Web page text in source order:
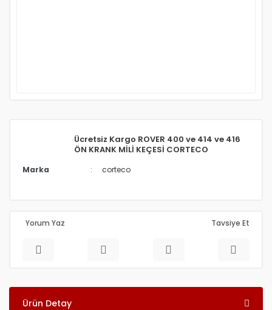
Ücretsiz Kargo ROVER 400 ve 414 ve 416
ÖN KRANK MİLİ KEÇESİ CORTECO
Marka corteco
Yorum Yaz Tavsiye Et
Ürün Detay